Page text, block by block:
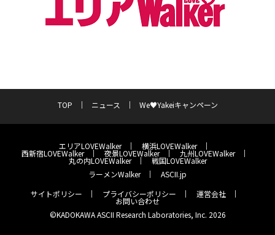
TOP ニュース We♥Yakeiキャンペーン
エリアLOVEWalker 横浜LOVEWalker
西新宿LOVEWalker 夜景LOVEWalker 九州LOVEWalker
丸の内LOVEWalker
戦国LOVEWalker
ラーメンWalker
ASCII.jp
サイトポリシー
プライバシーポリシー 運営会社
お問い合わせ
©KADOKAWA ASCII Research Laboratories, Inc. 2026